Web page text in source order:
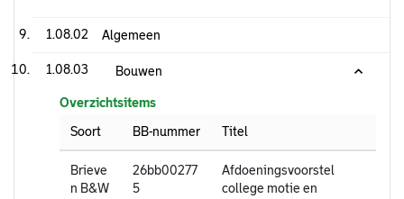
1.08.02 Algemeen
1.08.03 Bouwen
Overzichtsitems
Soort
BB-nummer Titel
Brieve
n B&W
26bb00277
5
Afdoeningsvoorstel
college motie en